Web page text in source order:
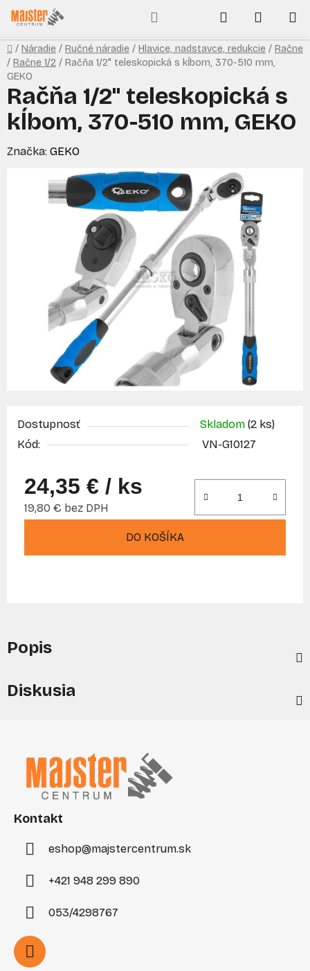
Prejsť
na
obsah
Hľadať
KOŠÍK
Domov
/ Náradie / Ručné náradie / Hlavice, nadstavce, redukcie / Račne
/ Račne 1/2 / Račňa 1/2" teleskopická s kĺbom, 370-510 mm,
GEKO
Dostupnosť Skladom (2 ks)
Kód:
VN-G10127
24,35 € / ks
19,80 € bez DPH
DO KOŠÍKA
Račňa 1/2" teleskopická s
kĺbom, 370-510 mm, GEKO
Značka: GEKO
Popis
Diskusia
Kontakt
eshop@majstercentrum.sk
+421 948 299 890
053/4298767